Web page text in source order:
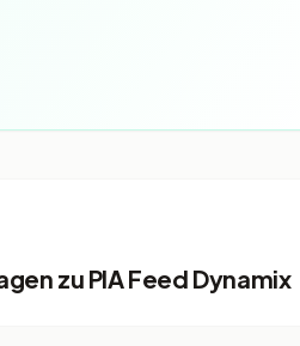
zu PIA Feed Dynamix